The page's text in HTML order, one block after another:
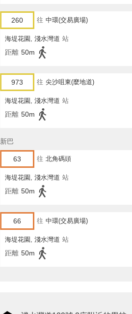
260 往 中環(交易廣場)
海堤花園, 淺水灣道 站
距離 50m
973 往 尖沙咀東(麼地道)
海堤花園, 淺水灣道 站
距離 50m
新巴
63 往 北角碼頭
海堤花園, 淺水灣道 站
距離 50m
66 往 中環(交易廣場)
海堤花園, 淺水灣道 站
距離 50m